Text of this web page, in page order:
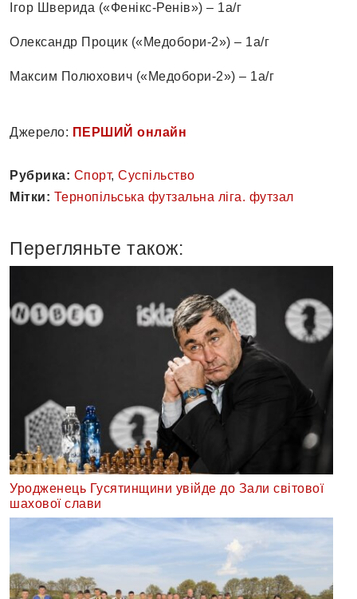
Ігор Шверида («Фенікс-Ренів») – 1а/г
Олександр Процик («Медобори-2») – 1а/г
Максим Полюхович («Медобори-2») – 1а/г
Джерело: ПЕРШИЙ онлайн
Рубрика: Спорт, Суспільство
Мітки: Тернопільська футзальна ліга. футзал
Перегляньте також:
Уродженець Гусятинщини увійде до Зали світової
шахової слави